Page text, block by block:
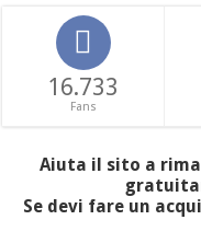
16.733
Fans
Aiuta il sito a
Se devi fare un